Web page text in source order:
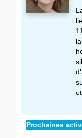
Prochaines